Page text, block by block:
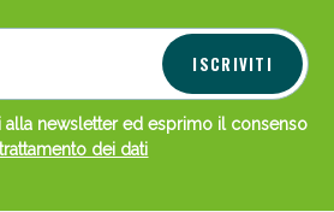
ISCRIVITI
alla newsletter ed esprimo il consenso
trattamento dei dati